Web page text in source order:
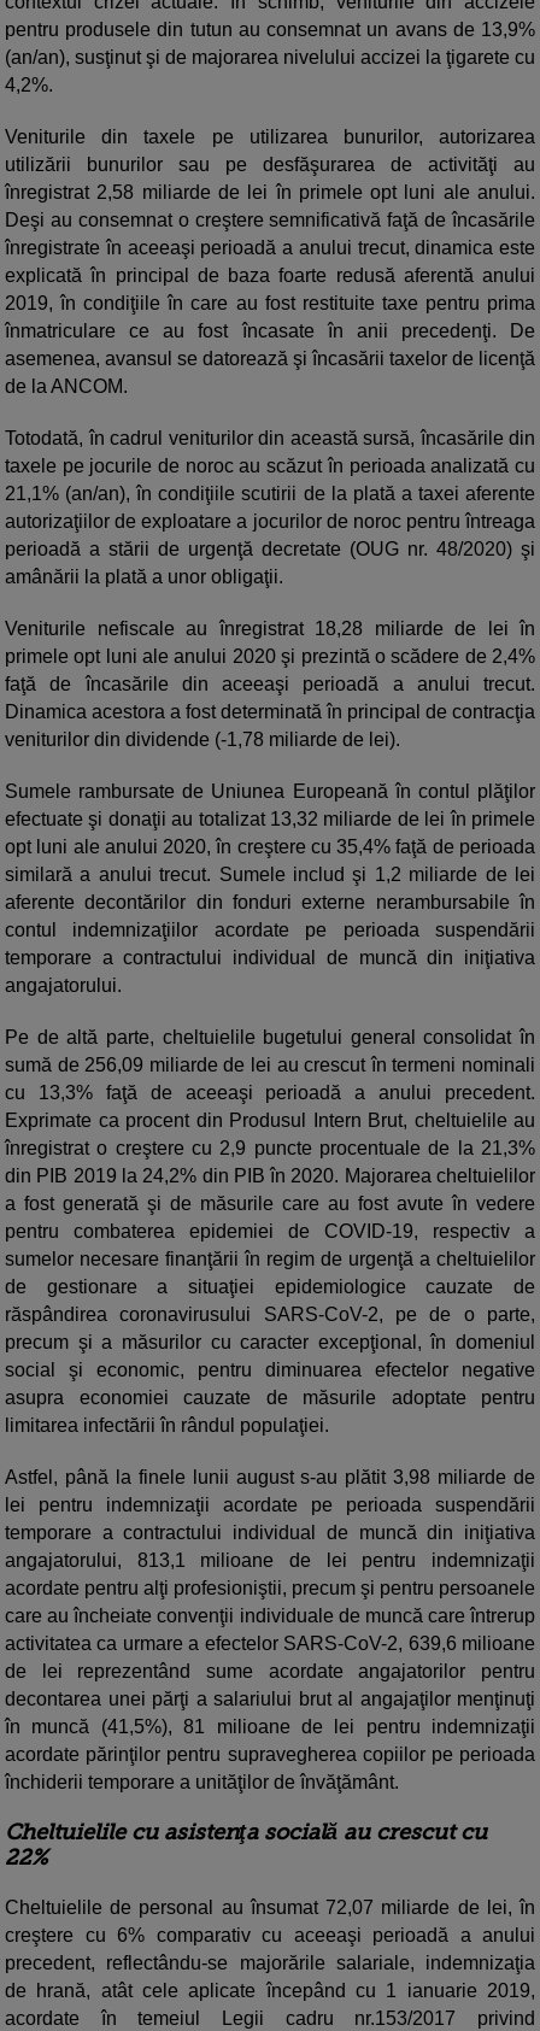
pentru produsele din tutun au consemnat un avans de 13,9%
(an/an), susţinut şi de majorarea nivelului accizei la ţigarete cu
4,2%.
Veniturile din taxele pe utilizarea bunurilor, autorizarea
utilizării bunurilor sau pe desfăşurarea de activităţi au
înregistrat 2,58 miliarde de lei în primele opt luni ale anului.
Deşi au consemnat o creştere semnificativă faţă de încasările
înregistrate în aceeaşi perioadă a anului trecut, dinamica este
explicată în principal de baza foarte redusă aferentă anului
2019, în condiţiile în care au fost restituite taxe pentru prima
înmatriculare ce au fost încasate în anii precedenţi. De
asemenea, avansul se datorează şi încasării taxelor de licenţă
de la ANCOM.
Totodată, în cadrul veniturilor din această sursă, încasările din
taxele pe jocurile de noroc au scăzut în perioada analizată cu
21,1% (an/an), în condiţiile scutirii de la plată a taxei aferente
autorizaţiilor de exploatare a jocurilor de noroc pentru întreaga
perioadă a stării de urgenţă decretate (OUG nr. 48/2020) şi
amânării la plată a unor obligaţii.
Veniturile nefiscale au înregistrat 18,28 miliarde de lei în
primele opt luni ale anului 2020 şi prezintă o scădere de 2,4%
faţă de încasările din aceeaşi perioadă a anului trecut.
Dinamica acestora a fost determinată în principal de contracţia
veniturilor din dividende (-1,78 miliarde de lei).
Sumele rambursate de Uniunea Europeană în contul plăţilor
efectuate şi donaţii au totalizat 13,32 miliarde de lei în primele
opt luni ale anului 2020, în creştere cu 35,4% faţă de perioada
similară a anului trecut. Sumele includ şi 1,2 miliarde de lei
aferente decontărilor din fonduri externe nerambursabile în
contul indemnizaţiilor acordate pe perioada suspendării
temporare a contractului individual de muncă din iniţiativa
angajatorului.
Pe de altă parte, cheltuielile bugetului general consolidat în
sumă de 256,09 miliarde de lei au crescut în termeni nominali
cu 13,3% faţă de aceeaşi perioadă a anului precedent.
Exprimate ca procent din Produsul Intern Brut, cheltuielile au
înregistrat o creştere cu 2,9 puncte procentuale de la 21,3%
din PIB 2019 la 24,2% din PIB în 2020. Majorarea cheltuielilor
a fost generată şi de măsurile care au fost avute în vedere
pentru combaterea epidemiei de COVID-19, respectiv a
sumelor necesare finanţării în regim de urgenţă a cheltuielilor
de gestionare a situaţiei epidemiologice cauzate de
răspândirea coronavirusului SARS-CoV-2, pe de o parte,
precum şi a măsurilor cu caracter excepţional, în domeniul
social şi economic, pentru diminuarea efectelor negative
asupra economiei cauzate de măsurile adoptate pentru
limitarea infectării în rândul populaţiei.
Astfel, până la finele lunii august s-au plătit 3,98 miliarde de
lei pentru indemnizaţii acordate pe perioada suspendării
temporare a contractului individual de muncă din iniţiativa
angajatorului, 813,1 milioane de lei pentru indemnizaţii
acordate pentru alţi profesioniştii, precum şi pentru persoanele
care au încheiate convenţii individuale de muncă care întrerup
activitatea ca urmare a efectelor SARS-CoV-2, 639,6 milioane
de lei reprezentând sume acordate angajatorilor pentru
decontarea unei părţi a salariului brut al angajaţilor menţinuţi
în muncă (41,5%), 81 milioane de lei pentru indemnizaţii
acordate părinţilor pentru supravegherea copiilor pe perioada
închiderii temporare a unităţilor de învăţământ.
Cheltuielile cu asistenţa socială au crescut cu
22%
Cheltuielile de personal au însumat 72,07 miliarde de lei, în
creştere cu 6% comparativ cu aceeaşi perioadă a anului
precedent, reflectându-se majorările salariale, indemnizaţia
de hrană, atât cele aplicate începând cu 1 ianuarie 2019,
acordate în temeiul Legii cadru nr.153/2017 privind